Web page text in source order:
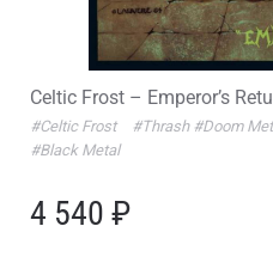
Celtic Frost – Emperor’s
#Celtic Frost #Thrash #Doom
#Black Metal
4 540 ₽